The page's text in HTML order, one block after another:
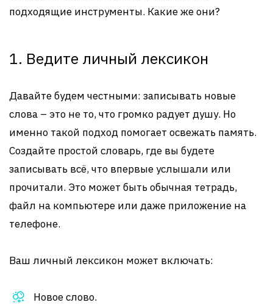
подходящие инструменты. Какие же они?
1. Ведите личный лексикон
Давайте будем честными: записывать новые
слова – это не то, что громко радует душу. Но
именно такой подход помогает освежать память.
Создайте простой словарь, где вы будете
записывать всё, что впервые услышали или
прочитали. Это может быть обычная тетрадь,
файл на компьютере или даже приложение на
телефоне.
Ваш личный лексикон может включать:
Новое слово.